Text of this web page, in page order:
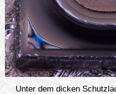
Unter dem dicken